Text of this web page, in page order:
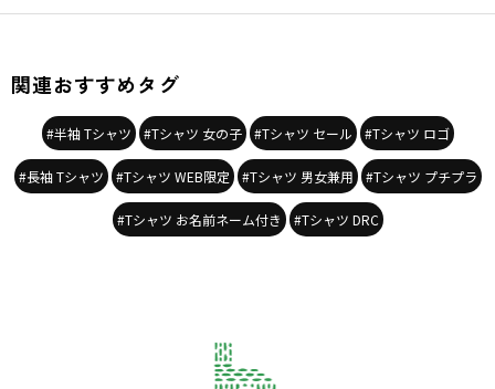
関連おすすめタグ
#半袖 Tシャツ #Tシャツ 女の子 #Tシャツ セール #Tシャツ ロゴ
#長袖 Tシャツ #Tシャツ WEB限定 #Tシャツ 男女兼用 #Tシャツ プチプラ
#Tシャツ お名前ネーム付き #Tシャツ DRC